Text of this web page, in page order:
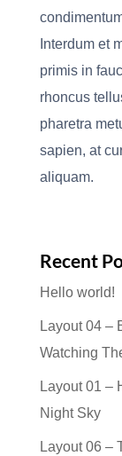
Interdum et
primis in
rhoncus
pharetra
sapien, at
aliquam.
Recent
Hello world!
Layout 04 –
Watching
Layout 01 –
Night Sky
Layout 06 –